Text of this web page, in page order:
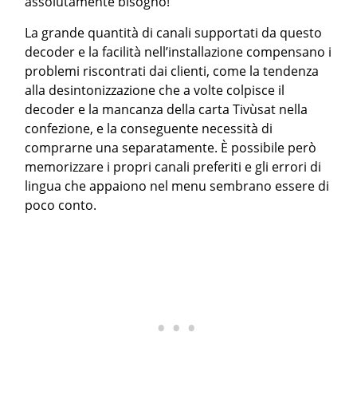
La grande quantità di canali supportati da questo
decoder e la facilità nell’installazione compensano i
problemi riscontrati dai clienti, come la tendenza
alla desintonizzazione che a volte colpisce il
decoder e la mancanza della carta Tivùsat nella
confezione, e la conseguente necessità di
comprarne una separatamente. È possibile però
memorizzare i propri canali preferiti e gli errori di
lingua che appaiono nel menu sembrano essere di
poco conto.